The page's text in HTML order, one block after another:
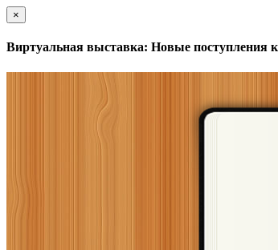
×
Виртуальная выставка: Новые поступления